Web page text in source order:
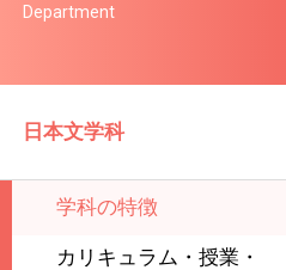
Department
日本文学科
学科の特徴
カリキュラム・授業・